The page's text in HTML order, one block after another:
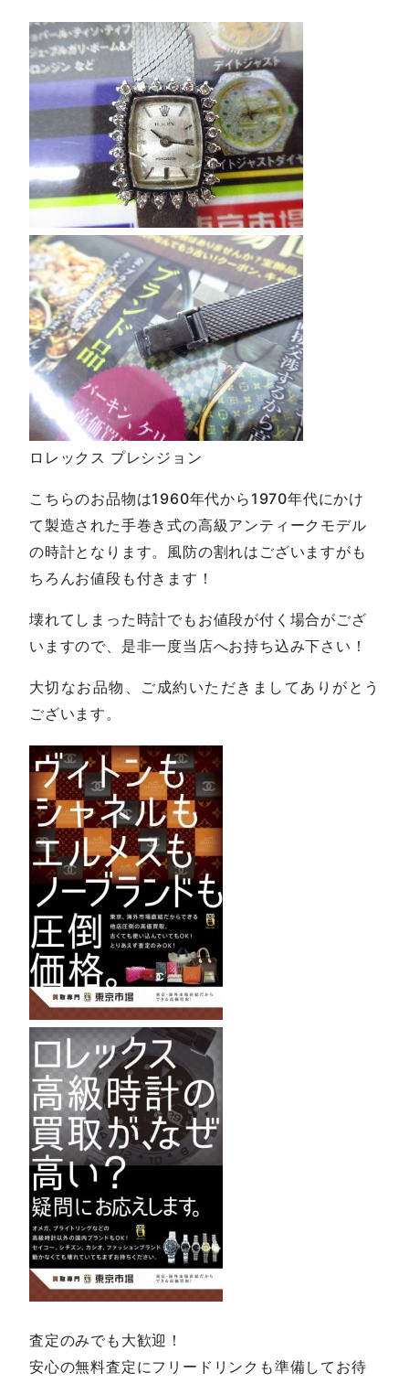
ロレックス プレシジョン
こちらのお品物は1960年代から1970年代にかけ
て製造された手巻き式の高級アンティークモデル
の時計となります。風防の割れはございますがも
ちろんお値段も付きます！
壊れてしまった時計でもお値段が付く場合がござ
いますので、是非一度当店へお持ち込み下さい！
大切なお品物、ご成約いただきましてありがとう
ございます。
査定のみでも大歓迎！
安心の無料査定にフリードリンクも準備してお待